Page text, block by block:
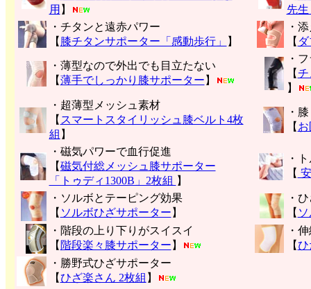
用 】
先生
・チタンと遠赤パワー
【 膝チタンサポーター「感動歩行」 】
・
【
・薄型なので外出でも目立たない
【薄手でしっかり膝サポーター 】
・
【チ
】
・超薄型メッシュ素材
【 スマートスタイリッシュ膝ベルト4枚
組 】
・
【
・磁気パワーで血行促進
【磁気付総メッシュ膝サポーター
「トゥディ1300B」2枚組 】
・
【
・ソルボとテーピング効果
【 ソルボひざサポーター 】
・
【
・階段の上り下りがスイスイ
【 階段楽々膝サポーター 】
・
【ひ
・勝野式ひざサポーター
【ひざ楽さん 2枚組 】